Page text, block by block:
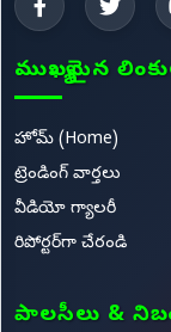
ముఖ్యమైన
హోమ్ (Home)
ట్రెండింగ్ వార్తలు
వీడియో గ్యాలరీ
రిపోర్టర్‌గా చేరండి
పాలసీలు &